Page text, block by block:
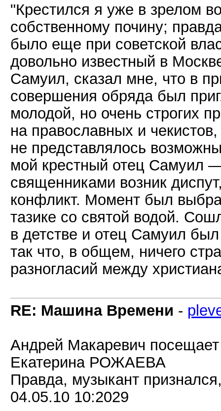
"Крестился я уже в зрелом
собственному почину;
было еще при советской
довольно известный в
Самуил, сказал мне, что в
совершения обряда был
молодой, но очень строгих
на православных и
не представлялось
мой крестный отец Самуил
священниками возник
конфликт. Момент был
тазике со святой водой.
в детстве и отец Самуил
так что, в общем, ничего
разногласий между
RE: Машина Времени -
Андрей Макаревич
Екатерина РОЖАЕВА
Правда, музыкант
04.05.10 10:2029